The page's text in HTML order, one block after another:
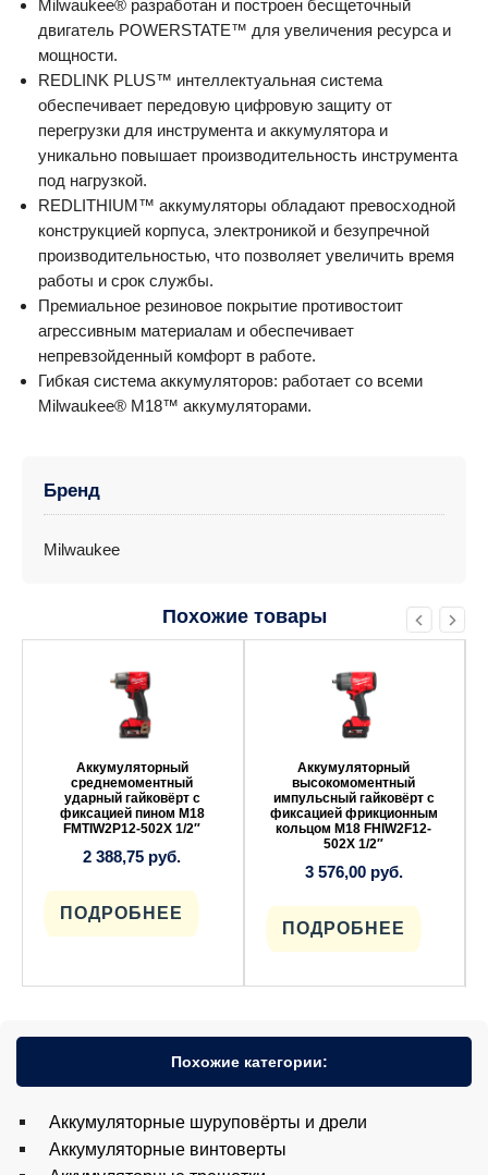
Milwaukee® разработан и построен бесщеточный
двигатель POWERSTATE™ для увеличения ресурса и
мощности.
REDLINK PLUS™ интеллектуальная система
обеспечивает передовую цифровую защиту от
перегрузки для инструмента и аккумулятора и
уникально повышает производительность инструмента
под нагрузкой.
REDLITHIUM™ аккумуляторы обладают превосходной
конструкцией корпуса, электроникой и безупречной
производительностью, что позволяет увеличить время
работы и срок службы.
Премиальное резиновое покрытие противостоит
агрессивным материалам и обеспечивает
непревзойденный комфорт в работе.
Гибкая система аккумуляторов: работает со всеми
Milwaukee® М18™ аккумуляторами.
Бренд
Milwaukee
Похожие товары
Аккумуляторный
среднемоментный
ударный гайковёрт с
фиксацией пином M18
FMTIW2P12-502X 1/2″
2 388,75 руб.
ПОДРОБНЕЕ
Аккумуляторный
высокомоментный
импульсный гайковёрт с
фиксацией фрикционным
кольцом M18 FHIW2F12-
502X 1/2″
3 576,00 руб.
ПОДРОБНЕЕ
Похожие категории:
Аккумуляторные шуруповёрты и дрели
Аккумуляторные винтоверты